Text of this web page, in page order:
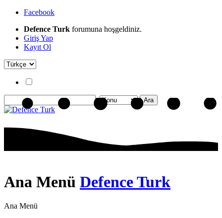
Facebook
Defence Turk forumuna hoşgeldiniz.
Giriş Yap
Kayıt Ol
Ana Menü Defence Turk
Ana Menü